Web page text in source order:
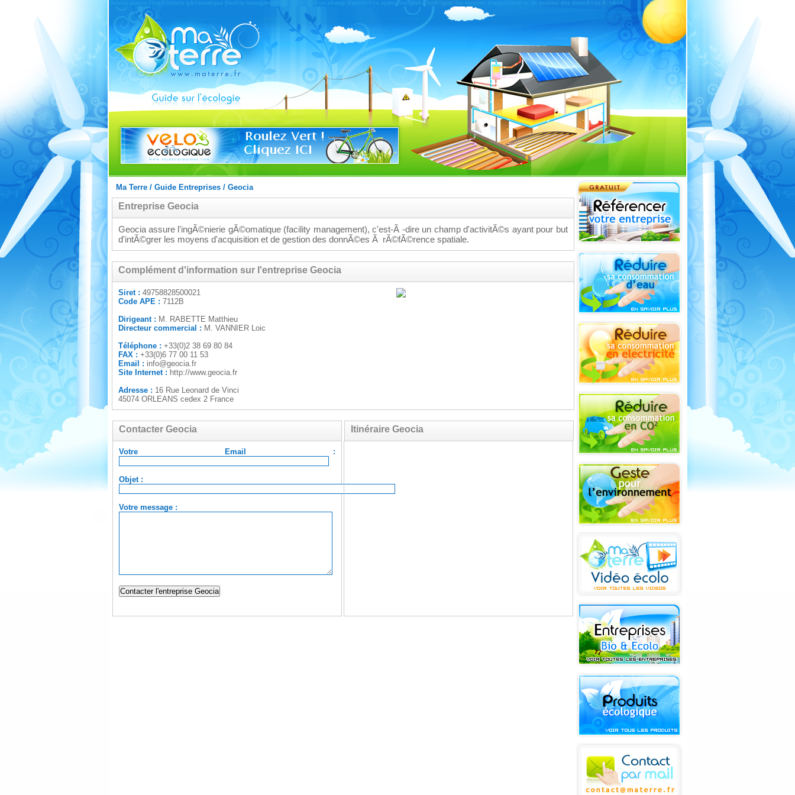
Geocia assure l'ingÃ©nierie gÃ©omatique (facility management), c'est-Ã -dire un champ d'activitÃ©s ayant pour but d'intÃ©grer les moyens d'acquisition et de gestion des donnÃ©es Ã rÃ©f
Ma Terre/ Guide Entreprises/ Geocia
Entreprise Geocia
Geocia assure l'ingÃ©nierie gÃ©omatique (facility management), c'est-Ã -dire un champ d'activitÃ©s ayant pour but
d'intÃ©grer les moyens d'acquisition et de gestion des donnÃ©es Ã rÃ©fÃ©rence spatiale.
Complément d'information sur l'entreprise Geocia
Siret : 49758828500021
Code APE : 7112B
Dirigeant : M. RABETTE Matthieu
Directeur commercial : M. VANNIER Loic
Téléphone : +33(0)2 38 69 80 84
FAX : +33(0)6 77 00 11 53
Email : info@geocia.fr
Site Internet : http://www.geocia.fr
Adresse : 16 Rue Leonard de Vinci
45074 ORLEANS cedex 2 France
Contacter Geocia
Votre Email :
Objet :
Votre message :
Itinéraire Geocia